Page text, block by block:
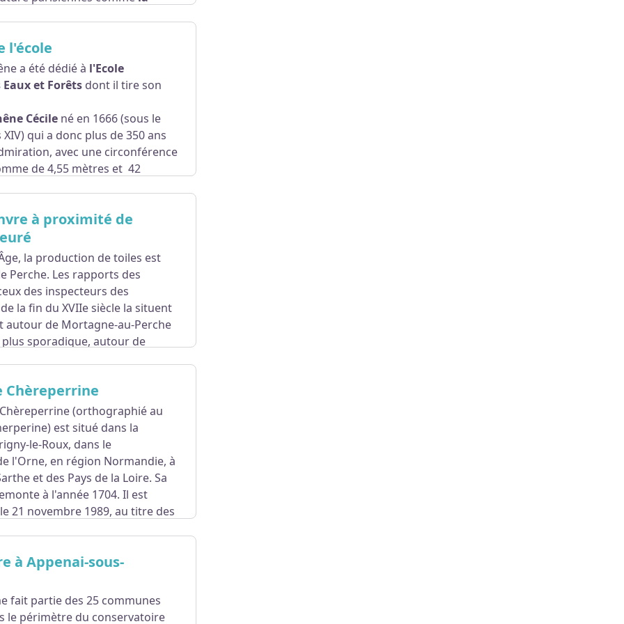
l'école
a été dédié à l'Ecole
et Forêtsdont il tire son
Cécilené en 1666 (sous le
qui a donc plus de 350 ans
avec une circonférence
de 4,55 mètres et 42
à proximité de
la production de toiles est
Perche. Les rapports des
des inspecteurs des
la fin du XVIIe siècle la situent
autour de Mortagne-au-Perche
sporadique, autour de
Chèreperrine
(orthographié au
est situé dans la
le-Roux, dans le
l'Orne, en région Normandie, à
et des Pays de la Loire. Sa
à l'année 1704. Il est
21 novembre 1989, au titre des
sous toiture. Il a conservé
ses dépendances dont
parc de 30 hectares.
la D296, les extérieurs
à Appenai-sous-
fait partie des 25 communes
le périmètre du conservatoire